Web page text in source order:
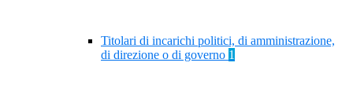
Titolari di incarichi politici, di amministrazione,
di direzione o di governo 1